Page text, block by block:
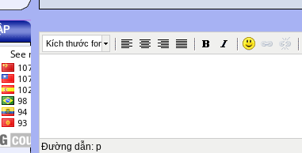
Kích thước font
Đường dẫn: p